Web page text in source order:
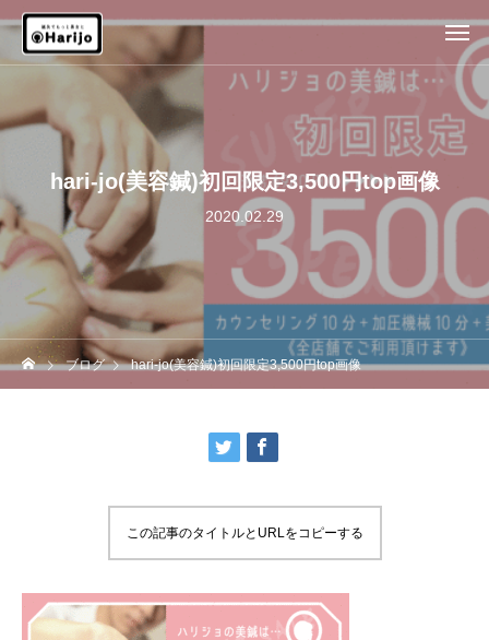
hari-jo(美容鍼)初回限定3,500円top画像
2020.02.29
ブログ hari-jo(美容鍼)初回限定3,500円top画像
この記事のタイトルとURLをコピーする